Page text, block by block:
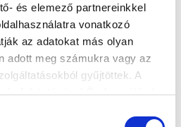
és elemező partnereinkkel
vonatkozó
az adatokat más olyan
adott meg számukra vagy az
gyűjtöttek. A
folytatásával Ön hozzájárul a
SZÜNETBEN
értékelte a Vác ellen